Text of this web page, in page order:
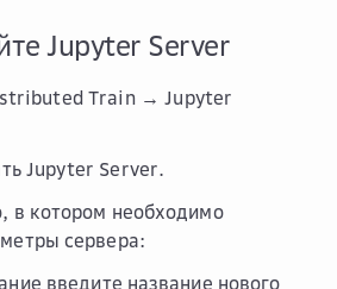
Jupyter Server
Train → Jupyter
Jupyter Server.
в котором необходимо
сервера:
введите название нового